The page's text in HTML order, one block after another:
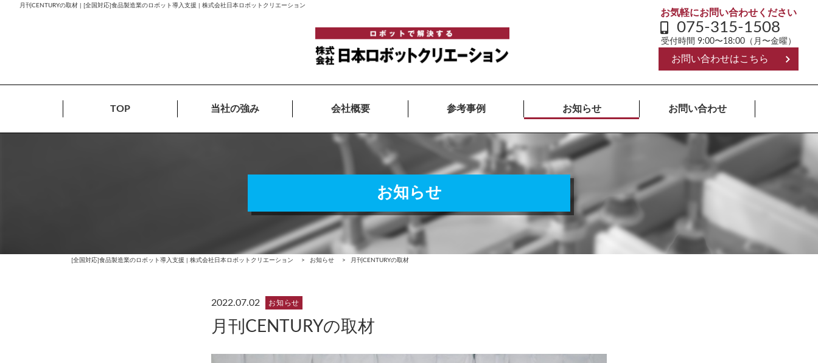
月刊CENTURYの取材 | [全国対応]食品製造業のロボット導入支援 | 株式会社日本ロボットクリエーション
お気軽にお問い合わせください
075-315-1508
受付時間 9:00〜18:00（月〜金曜）
お問い合わせはこちら
TOP 当社の強み 会社概要 参考事例 お知らせ お問い合わせ
お知らせ
[全国対応]食品製造業のロボット導入支援 | 株式会社日本ロボットクリエーション > お知らせ > 月刊CENTURYの取材
2022.07.02 お知らせ
月刊CENTURYの取材